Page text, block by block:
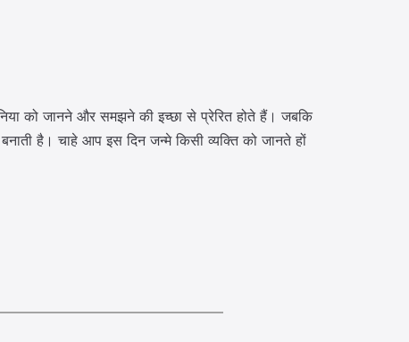
को जानने और समझने की इच्छा से प्रेरित होते हैं। जबकि
है। चाहे आप इस दिन जन्मे किसी व्यक्ति को जानते हों